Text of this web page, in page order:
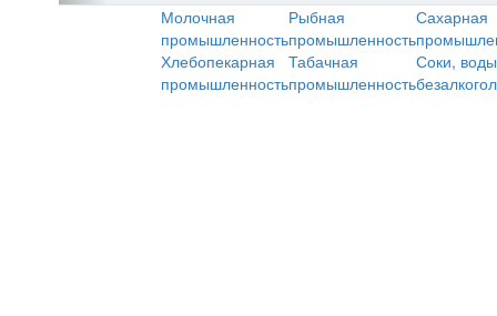
Молочная
промышленность
Рыбная
промышленность
Сахарная
Хлебопекарная
промышленность
Табачная
промышленность
Соки,